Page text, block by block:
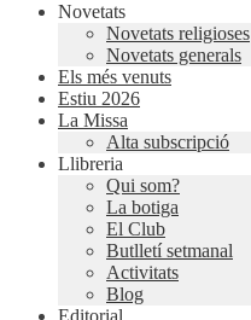
Novetats
Novetats religioses
Novetats generals
Els més venuts
Estiu 2026
La Missa
Alta subscripció
Llibreria
Qui som?
La botiga
El Club
Butlletí setmanal
Activitats
Blog
Editorial